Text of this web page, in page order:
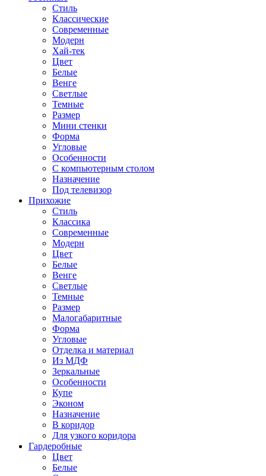
Стиль
Классические
Современные
Модерн
Хай-тек
Цвет
Белые
Венге
Светлые
Темные
Размер
Мини стенки
Форма
Угловые
Особенности
С компьютерным столом
Назначение
Под телевизор
Прихожие
Стиль
Классика
Современные
Модерн
Цвет
Белые
Венге
Светлые
Темные
Размер
Малогабаритные
Форма
Угловые
Отделка и материал
Из МДФ
Зеркальные
Особенности
Купе
Эконом
Назначение
В коридор
Для узкого коридора
Гардеробные
Цвет
Белые